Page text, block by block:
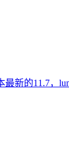
新的11.7，